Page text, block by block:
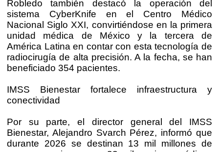
Robledo también destacó la operación del
sistema CyberKnife en el Centro Médico
Nacional Siglo XXI, convirtiéndose en la primera
unidad médica de México y la tercera de
América Latina en contar con esta tecnología de
radiocirugía de alta precisión. A la fecha, se han
beneficiado 354 pacientes.
IMSS Bienestar fortalece infraestructura y
conectividad
Por su parte, el director general del IMSS
Bienestar, Alejandro Svarch Pérez, informó que
durante 2026 se destinan 13 mil millones de